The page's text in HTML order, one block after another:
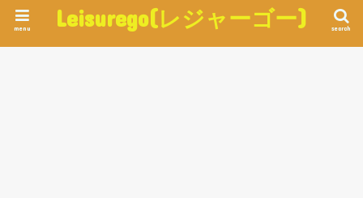
Leisurego(レジャーゴー) search
menu